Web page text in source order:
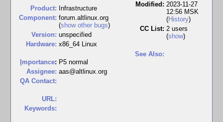
Product: Infrastructure
Component: forum.altlinux.org
(show other bugs)
Version: unspecified
Hardware: x86_64 Linux
mportance: P5 normal
Assignee: aas@altlinux.org
QA Contact:
URL:
Keywords:
Modified: 2023-11-27
12:56 MSK
(History)
CC List: 2 users
(show)
See Also: